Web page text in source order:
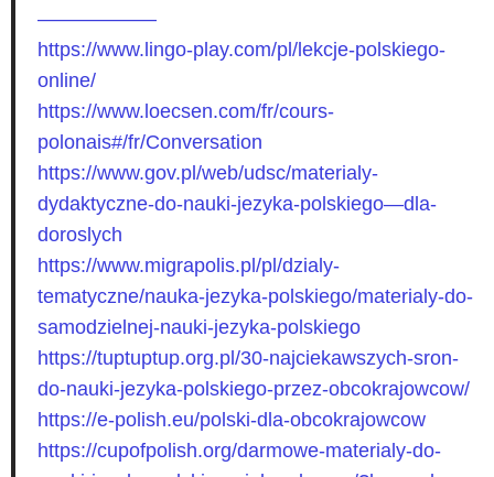
——————
https://www.lingo-play.com/pl/lekcje-polskiego-
online/
https://www.loecsen.com/fr/cours-
polonais#/fr/Conversation
https://www.gov.pl/web/udsc/materialy-
dydaktyczne-do-nauki-jezyka-polskiego—dla-
doroslych
https://www.migrapolis.pl/pl/dzialy-
tematyczne/nauka-jezyka-polskiego/materialy-do-
samodzielnej-nauki-jezyka-polskiego
https://tuptuptup.org.pl/30-najciekawszych-sron-
do-nauki-jezyka-polskiego-przez-obcokrajowcow/
https://e-polish.eu/polski-dla-obcokrajowcow
https://cupofpolish.org/darmowe-materialy-do-